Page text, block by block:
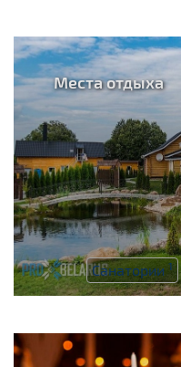
Места отдыха
Санатории 1